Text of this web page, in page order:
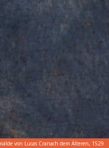
von Lucas Cranach dem Älteren, 1529